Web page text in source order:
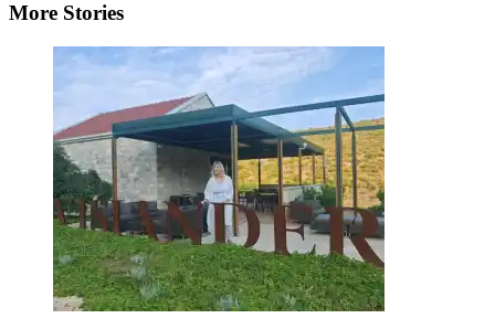
More Stories